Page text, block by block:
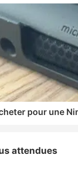
pour une
attendues